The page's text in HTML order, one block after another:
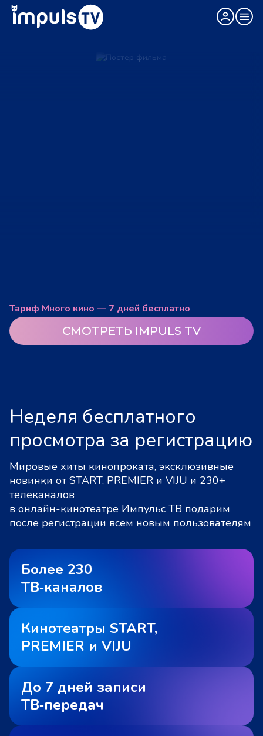
Тариф Много кино — 7 дней бесплатно
СМОТРЕТЬ IMPULS TV
Неделя бесплатного
просмотра за регистрацию
Мировые хиты кинопроката, эксклюзивные
новинки от START, PREMIER и VIJU и 230+
телеканалов
в онлайн-кинотеатре Импульс ТВ подарим
после регистрации всем новым пользователям
Более 230
ТВ‑каналов
Кинотеатры START,
PREMIER и VIJU
До 7 дней записи
ТВ‑передач